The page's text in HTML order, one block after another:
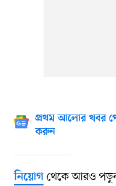
প্রথম আলোর খবর
করুন
নিয়োগথেকে আরও